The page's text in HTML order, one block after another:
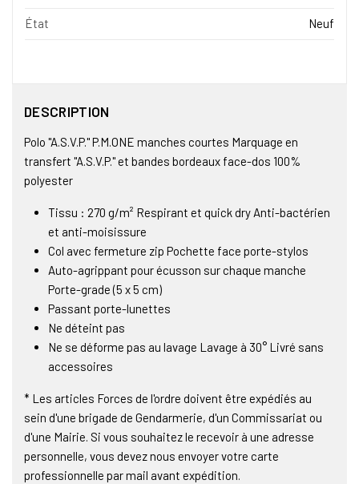
État Neuf
DESCRIPTION
Polo "A.S.V.P." P.M.ONE manches courtes Marquage en
transfert "A.S.V.P." et bandes bordeaux face-dos 100%
polyester
Tissu : 270 g/m² Respirant et quick dry Anti-bactérien
et anti-moisissure
Col avec fermeture zip Pochette face porte-stylos
Auto-agrippant pour écusson sur chaque manche
Porte-grade (5 x 5 cm)
Passant porte-lunettes
Ne déteint pas
Ne se déforme pas au lavage Lavage à 30° Livré sans
accessoires
* Les articles Forces de l'ordre doivent être expédiés au
sein d'une brigade de Gendarmerie, d'un Commissariat ou
d'une Mairie. Si vous souhaitez le recevoir à une adresse
personnelle, vous devez nous envoyer votre carte
professionnelle par mail avant expédition.